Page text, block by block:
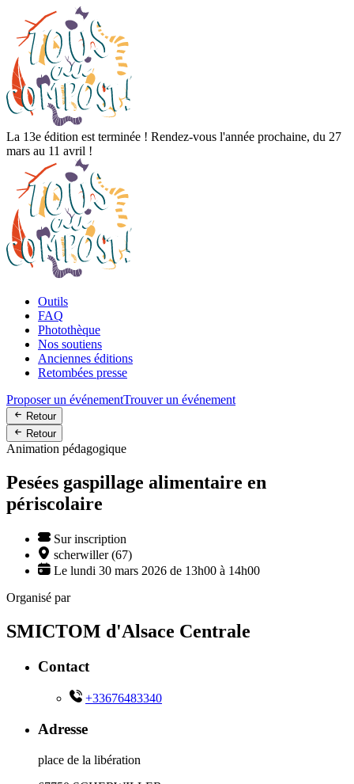
La 13e édition est terminée ! Rendez-vous l'année prochaine, du 27
mars au 11 avril !
Outils
FAQ
Photothèque
Nos soutiens
Anciennes éditions
Retombées presse
Proposer un événementTrouver un événement
Retour
Retour
Animation pédagogique
Pesées gaspillage alimentaire en
périscolaire
Sur inscription
scherwiller (67)
Le lundi 30 mars 2026 de 13h00 à 14h00
Organisé par
SMICTOM d'Alsace Centrale
Contact
+33676483340
Adresse
place de la libération